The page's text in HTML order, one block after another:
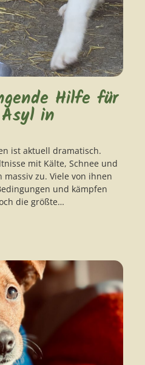
Hilfe für
in
ist aktuell dramatisch.
mit Kälte, Schnee und
massiv zu. Viele von ihnen
und kämpfen
die größte…